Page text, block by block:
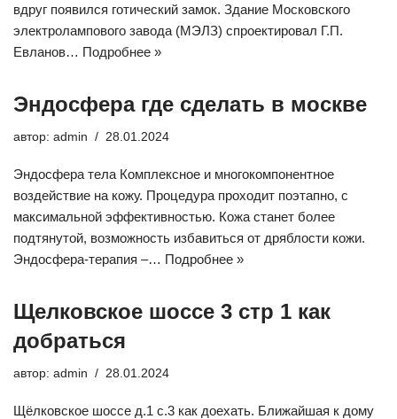
вдруг появился готический замок. Здание Московского
электролампового завода (МЭЛЗ) спроектировал Г.П.
Евланов… Подробнее »
Эндосфера где сделать в москве
автор: admin 28.01.2024
Эндосфера тела Комплексное и многокомпонентное
воздействие на кожу. Процедура проходит поэтапно, с
максимальной эффективностью. Кожа станет более
подтянутой, возможность избавиться от дряблости кожи.
Эндосфера-терапия –… Подробнее »
Щелковское шоссе 3 стр 1 как
добраться
автор: admin 28.01.2024
Щёлковское шоссе д.1 с.3 как доехать. Ближайшая к дому